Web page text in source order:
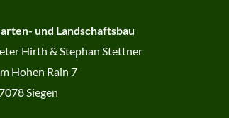
und Landschaftsbau
Hirth & Stephan Stettner
Hohen Rain 7
Siegen